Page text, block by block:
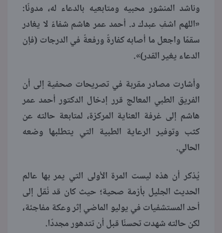
وناشد المنشور محبيه ومتابعيه بالدعاء له، مدونًا:
«اللهم اشفِ عبدك د. أحمد عمر هاشم شفاءً لا يغادر
سقمًا واجعل ما أصابه كفارةً ورفعةً في الدرجات (فإن
الدعاء يغير القدر)».
وأشارت مصادر مقربة في تصريحات صحفية إلى أن
الفريق الطبي المعالج قرر إدخال الدكتور أحمد عمر
هاشم إلى غرفة العناية المركزة، لمتابعة حالته عن
كثب وتوفير الرعاية الطبية التي يتطلبها وضعه
الحالي.
يُذكر أن هذه ليست المرة الأولى التي يمر بها عالم
الحديث الجليل بأزمة صحية؛ حيث كان قد نُقل إلى
أحد المستشفيات في يوليو الماضي إثر وعكة مفاجئة،
لكن حالته شهدت تحسنًا قبل أن تتدهور مجددًا.